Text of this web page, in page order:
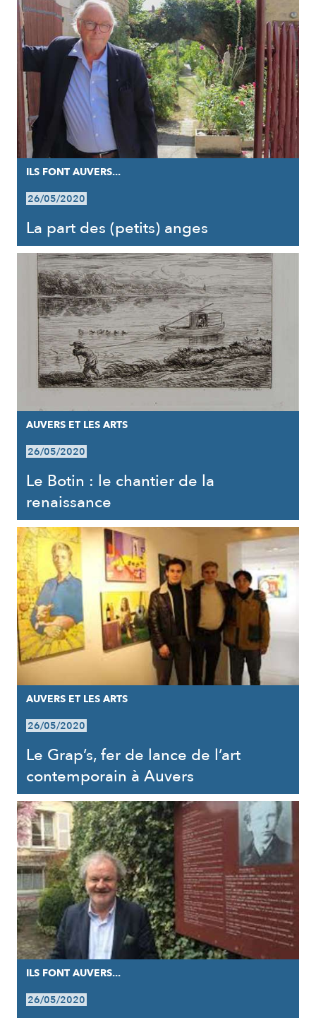
ILS FONT AUVERS...
26/05/2020
La part des (petits) anges
AUVERS ET LES ARTS
26/05/2020
Le Botin : le chantier de la
renaissance
AUVERS ET LES ARTS
26/05/2020
Le Grap’s, fer de lance de l’art
contemporain à Auvers
ILS FONT AUVERS...
26/05/2020